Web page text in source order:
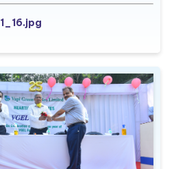
1_16.jpg